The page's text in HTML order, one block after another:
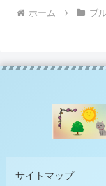
ホーム ブ
サイトマップ